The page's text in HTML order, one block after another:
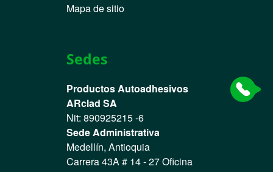
Mapa de sitio
Sedes
Productos Autoadhesivos
ARclad SA
Nit: 890925215 -6
Sede Administrativa
Medellín, Antioquia
Carrera 43A # 14 - 27 Oficina